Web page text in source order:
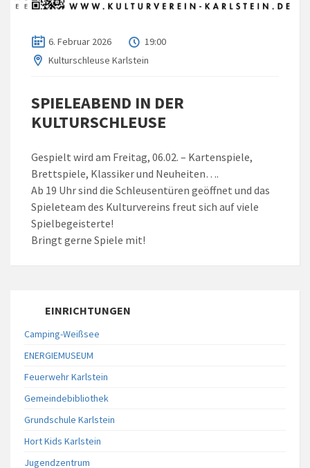
6. Februar 2026
19:00
Kulturschleuse Karlstein
SPIELEABEND IN DER
KULTURSCHLEUSE
Gespielt wird am Freitag, 06.02. – Kartenspiele,
Brettspiele, Klassiker und Neuheiten….
Ab 19 Uhr sind die Schleusentüren geöffnet und das
Spieleteam des Kulturvereins freut sich auf viele
Spielbegeisterte!
Bringt gerne Spiele mit!
EINRICHTUNGEN
Camping-Weißsee
ENERGIEMUSEUM
Feuerwehr Karlstein
Gemeindebibliothek
Grundschule Karlstein
Hort Kids Karlstein
Jugendzentrum